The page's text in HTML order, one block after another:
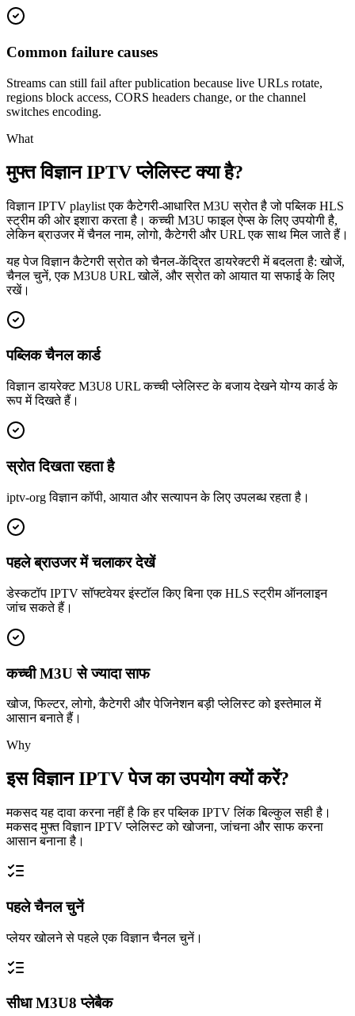
Common failure causes
Streams can still fail after publication because live URLs rotate,
regions block access, CORS headers change, or the channel
switches encoding.
What
मुफ्त विज्ञान IPTV प्लेलिस्ट क्या है?
विज्ञान IPTV playlist एक कैटेगरी-आधारित M3U स्रोत है जो पब्लिक HLS
स्ट्रीम की ओर इशारा करता है। कच्ची M3U फाइल ऐप्स के लिए उपयोगी है,
लेकिन ब्राउजर में चैनल नाम, लोगो, कैटेगरी और URL एक साथ मिल जाते हैं।
यह पेज विज्ञान कैटेगरी स्रोत को चैनल-केंद्रित डायरेक्टरी में बदलता है: खोजें,
चैनल चुनें, एक M3U8 URL खोलें, और स्रोत को आयात या सफाई के लिए
रखें।
पब्लिक चैनल कार्ड
विज्ञान डायरेक्ट M3U8 URL कच्ची प्लेलिस्ट के बजाय देखने योग्य कार्ड के
रूप में दिखते हैं।
स्रोत दिखता रहता है
iptv-org विज्ञान कॉपी, आयात और सत्यापन के लिए उपलब्ध रहता है।
पहले ब्राउजर में चलाकर देखें
डेस्कटॉप IPTV सॉफ्टवेयर इंस्टॉल किए बिना एक HLS स्ट्रीम ऑनलाइन
जांच सकते हैं।
कच्ची M3U से ज्यादा साफ
खोज, फिल्टर, लोगो, कैटेगरी और पेजिनेशन बड़ी प्लेलिस्ट को इस्तेमाल में
आसान बनाते हैं।
Why
इस विज्ञान IPTV पेज का उपयोग क्यों करें?
मकसद यह दावा करना नहीं है कि हर पब्लिक IPTV लिंक बिल्कुल सही है।
मकसद मुफ्त विज्ञान IPTV प्लेलिस्ट को खोजना, जांचना और साफ करना
आसान बनाना है।
पहले चैनल चुनें
प्लेयर खोलने से पहले एक विज्ञान चैनल चुनें।
सीधा M3U8 प्लेबैक